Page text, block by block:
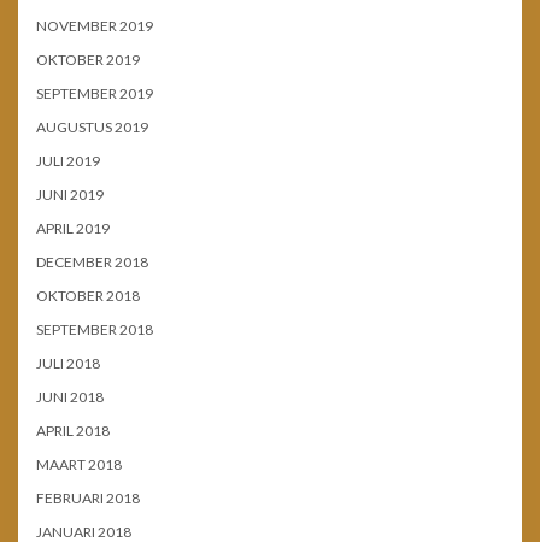
NOVEMBER 2019
OKTOBER 2019
SEPTEMBER 2019
AUGUSTUS 2019
JULI 2019
JUNI 2019
APRIL 2019
DECEMBER 2018
OKTOBER 2018
SEPTEMBER 2018
JULI 2018
JUNI 2018
APRIL 2018
MAART 2018
FEBRUARI 2018
JANUARI 2018